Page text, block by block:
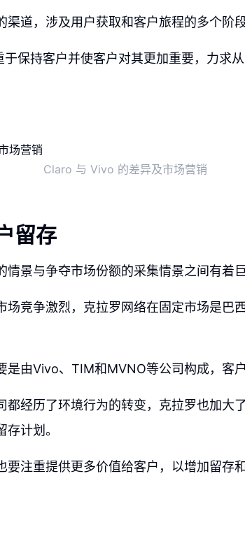
渠道，涉及用户获取和客户旅程的多个阶
保持客户并使客户对其更加重要，力求
Claro 与 Vivo 的差异及市场营销
留存
情景与争夺市场份额的采集情景之间有着巨
场竞争激烈，克拉罗网络在固定市场是巴
是由Vivo、TIM和MVNO等公司构成，客
都经历了环境行为的转变，克拉罗也加大
计划。
要注重提供更多价值给客户，以增加留存和